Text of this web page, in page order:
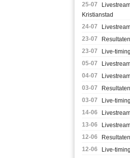
25-07
Kristianstad
24-07
23-07
23-07
Live-
05-07
04-07
03-07
03-07
Live-
14-06
13-06
12-06
12-06
Live-